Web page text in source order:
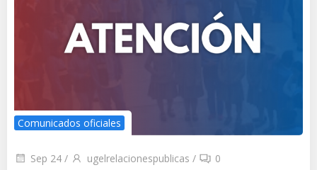
Comunicados oficiales
Sep 24 / ugelrelacionespublicas / 0